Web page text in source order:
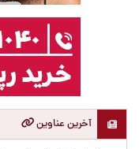
آخرین عناوین